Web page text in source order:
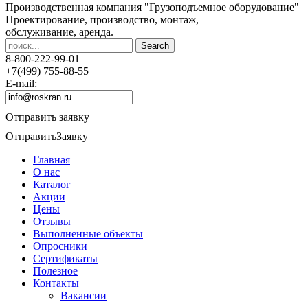
Производственная компания "Грузоподъемное оборудование"
Проектирование, производство, монтаж,
обслуживание, аренда.
8-800-222-99-01
+7(499) 755-88-55
E-mail:
Отправить заявку
ОтправитьЗаявку
Главная
О нас
Каталог
Акции
Цены
Отзывы
Выполненные объекты
Опросники
Сертификаты
Полезное
Контакты
Вакансии